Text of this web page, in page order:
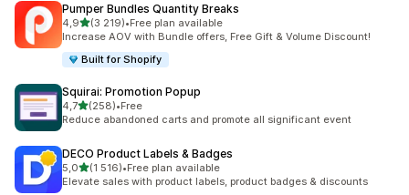
Pumper Bundles Quantity Breaks
4,9na 5 gwiazdek
(3 219)
Łączna liczba recenzji: 3219
•Free plan available
Increase AOV with Bundle offers, Free Gift & Volume Discount!
Built for Shopify
Squirai: Promotion Popup
4,7na 5 gwiazdek
(258)
Łączna liczba recenzji: 258
•Free
Reduce abandoned carts and promote all significant event
DECO Product Labels & Badges
5,0na 5 gwiazdek
(1 516)
Łączna liczba recenzji: 1516
•Free plan available
Elevate sales with product labels, product badges & discounts